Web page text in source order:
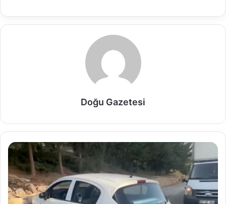
Doğu Gazetesi